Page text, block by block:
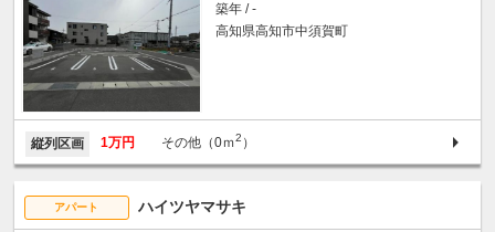
築年 / -
高知県高知市中須賀町
縦列区画 1万円 その他（0ｍ2 ）
アパート ハイツヤマサキ